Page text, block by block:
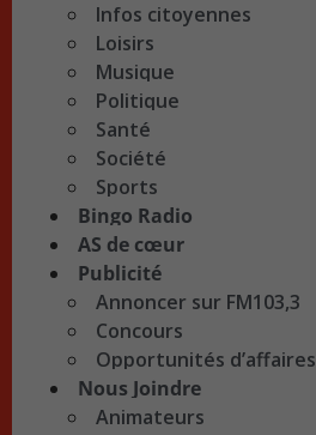
Infos citoyennes
Loisirs
Musique
Politique
Santé
Société
Sports
Bingo Radio
AS de cœur
Publicité
Annoncer sur FM103,3
Concours
Opportunités d’affaires
Nous Joindre
Animateurs